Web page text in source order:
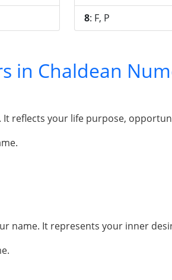
8: F, P
in Chaldean
. It reflects your life purpose,
name. It represents your inner